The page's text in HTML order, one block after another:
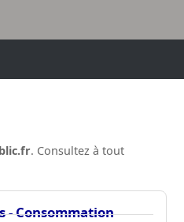
. Consultez à tout
- Consommation